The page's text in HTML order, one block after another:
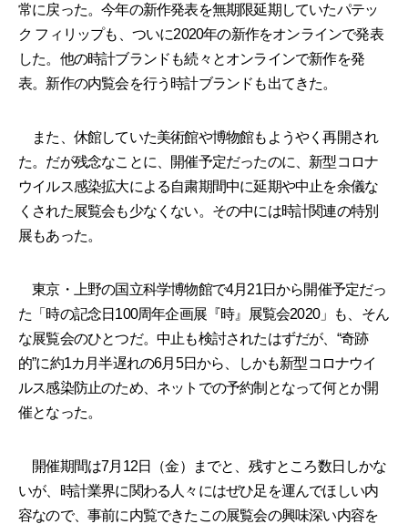
常に戻った。今年の新作発表を無期限延期していたパテッ
ク フィリップも、ついに2020年の新作をオンラインで発表
した。他の時計ブランドも続々とオンラインで新作を発
表。新作の内覧会を行う時計ブランドも出てきた。
また、休館していた美術館や博物館もようやく再開され
た。だが残念なことに、開催予定だったのに、新型コロナ
ウイルス感染拡大による自粛期間中に延期や中止を余儀な
くされた展覧会も少なくない。その中には時計関連の特別
展もあった。
東京・上野の国立科学博物館で4月21日から開催予定だっ
た「時の記念日100周年企画展『時』展覧会2020」も、そん
な展覧会のひとつだ。中止も検討されたはずだが、“奇跡
的”に約1カ月半遅れの6月5日から、しかも新型コロナウイ
ルス感染防止のため、ネットでの予約制となって何とか開
催となった。
開催期間は7月12日（金）までと、残すところ数日しかな
いが、時計業界に関わる人々にはぜひ足を運んでほしい内
容なので、事前に内覧できたこの展覧会の興味深い内容を